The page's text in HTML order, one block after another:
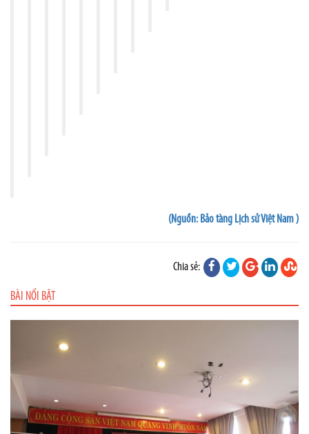
(Nguồn: Bảo tàng Lịch sử Việt Nam )
Chia sẻ:
BÀI NỔI BẬT